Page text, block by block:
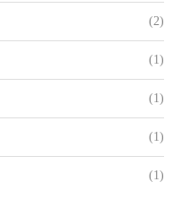
(2)
(1)
(1)
(1)
(1)